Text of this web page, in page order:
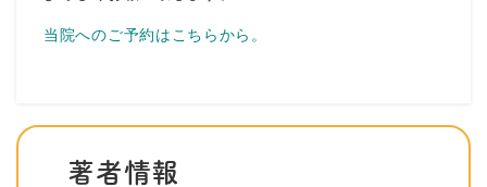
当院へのご予約はこちらから。
著者情報